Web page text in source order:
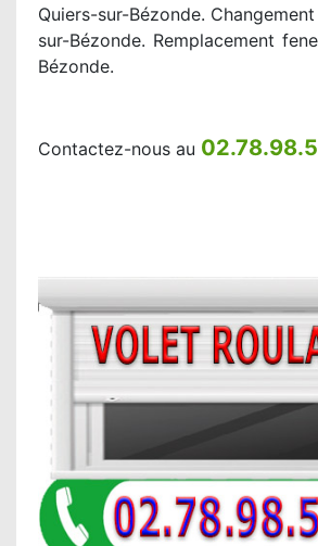
Quiers-sur-Bézonde.
sur-Bézonde. Remplacement
Bézonde.
Contactez-nous au